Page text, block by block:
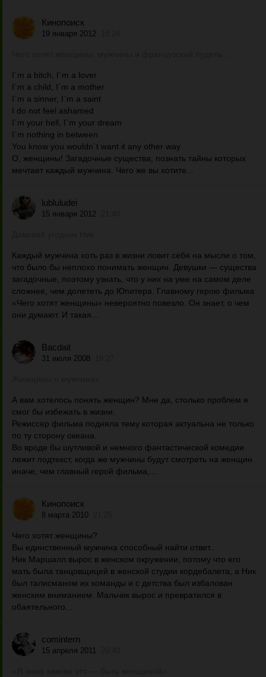
Кинопоиск
19 января 2012
I`m a bitch, I`m a lover
I`m a child, I`m a mother
I`m a sinner, I`m a saint
I do not feel ashamed
I`m your hell, I`m your dream
I`m nothing in between
You know you wouldn`t want it any other way
О, женщины! Загадочные существа, познать тайны которых
мечтает каждый мужчина. Чего же вы хотите...
lubluludei
15 января 2012
Каждый мужчина хоть раз в жизни ловит себя на мысли о том,
что было бы неплохо понимать женщин. Девушки — существа
загадочные, поэтому узнать, что у них на уме на самом деле
сложнее, чем долететь до Юпитера. Главному герою фильма
«Чего хотят женщины» невероятно повезло. Он знает, о чем
они думают. И такая...
Bacdait
31 июля 2008
А вам хотелось понять женщин? Мне да, столько проблем я
смог бы избежать в жизни.
Режиссер фильма подняла тему которая актуальна не только
по ту сторону океана.
Во вроде бы шутливой и немного фантастической комедии
лежит подтекст, когда же мужчины будут смотреть на женщин
иначе, чем главный герой фильма,...
Кинопоиск
8 марта 2010
Чего хотят женщины?
Вы единственный мужчина способный найти ответ..
Ник Маршалл вырос в женском окружении, потому что его
мать была танцовщицей в женской студии кордебалета, а Ник
был талисманом их команды и с детства был избалован
женским вниманием. Мальчик вырос и превратился в
обаятельного...
comintern
15 апреля 2011